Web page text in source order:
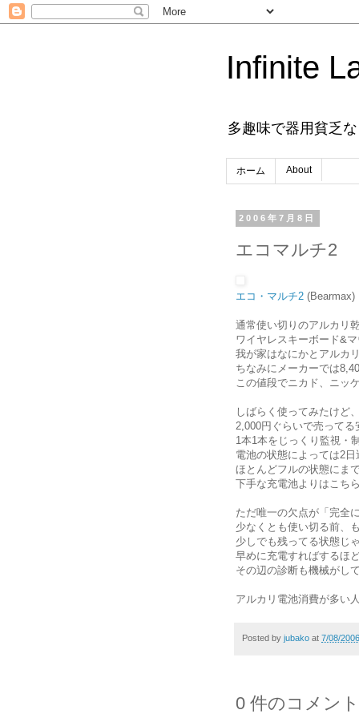
Infinite
多趣味で器用貧乏
ホーム About
2006年7月8日
エコマルチ2
エコ・マルチ2 (Bearmax)
通常使い切りのアルカリ
ワイヤレスキーボード&
我が家はなにかとアルカ
ちなみにメーカーでは
この値段でニカド、ニッ
しばらく使ってみたけど
2,000円ぐらいで売ってる
1本1本をじっくり監視・
電池の状態によっては2日
ほとんどフルの状態にま
下手な充電池よりはこち
ただ唯一の欠点が「完全
少なくとも使い切る前、
少しでも残ってる状態じ
早めに充電すればするほ
その辺の診断も機械がし
アルカリ電池消費が多い
Posted by jubako at 7/08/
0 件のコメン